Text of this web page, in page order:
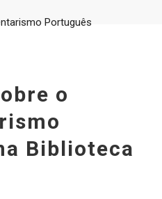
Português
o
Biblioteca